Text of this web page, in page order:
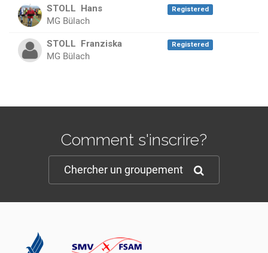
STOLL Hans
MG Bülach
Registered
STOLL Franziska
MG Bülach
Registered
Comment s'inscrire?
Chercher un groupement